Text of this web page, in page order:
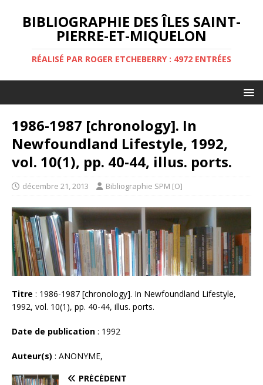
BIBLIOGRAPHIE DES ÎLES SAINT-
PIERRE-ET-MIQUELON
RÉALISÉ PAR ROGER ETCHEBERRY : 4972 ENTRÉES
1986-1987 [chronology]. In
Newfoundland Lifestyle, 1992,
vol. 10(1), pp. 40-44, illus. ports.
décembre 21, 2013 Bibliographie SPM [O]
Titre : 1986-1987 [chronology]. In Newfoundland Lifestyle,
1992, vol. 10(1), pp. 40-44, illus. ports.
Date de publication : 1992
Auteur(s) : ANONYME,
PRÉCÉDENT